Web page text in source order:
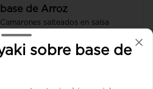
base de Arroz
Camarones salteados en salsa
arroz frito sencillo.
sobre base de